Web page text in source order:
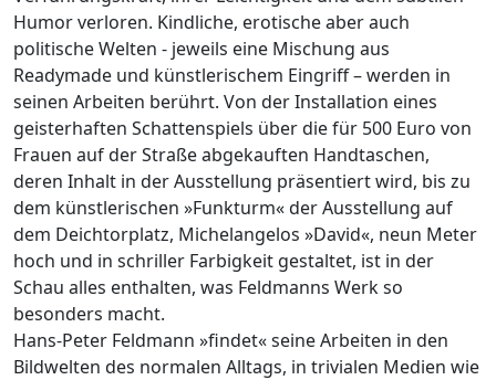
Humor verloren. Kindliche, erotische aber auch
politische Welten - jeweils eine Mischung aus
Readymade und künstlerischem Eingriff – werden in
seinen Arbeiten berührt. Von der Installation eines
geisterhaften Schattenspiels über die für 500 Euro von
Frauen auf der Straße abgekauften Handtaschen,
deren Inhalt in der Ausstellung präsentiert wird, bis zu
dem künstlerischen »Funkturm« der Ausstellung auf
dem Deichtorplatz, Michelangelos »David«, neun Meter
hoch und in schriller Farbigkeit gestaltet, ist in der
Schau alles enthalten, was Feldmanns Werk so
besonders macht.
Hans-Peter Feldmann »findet« seine Arbeiten in den
Bildwelten des normalen Alltags, in trivialen Medien wie